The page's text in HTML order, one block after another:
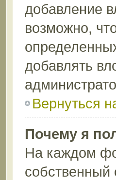
добавление
возможно,
добавлять
Вернуться
Почему я
На каждом
собственный